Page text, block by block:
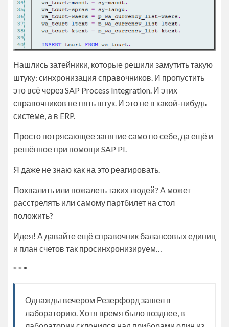
Нашлись затейники, которые решили замутить такую
штуку: синхронизация справочников. И пропустить
это всё через SAP Process Integration. И этих
справочников не пять штук. И это не в какой-нибудь
системе, а в ERP.
Просто потрясающее занятие само по себе, да ещё и
решённое при помощи SAP PI.
Я даже не знаю как на это реагировать.
Похвалить или пожалеть таких людей? А может
расстрелять или самому партбилет на стол
положить?
Идея! А давайте ещё справочник балансовых единиц
и план счетов так просинхронизируем…
* * *
Однажды вечером Резерфорд зашел в
лабораторию. Хотя время было позднее, в